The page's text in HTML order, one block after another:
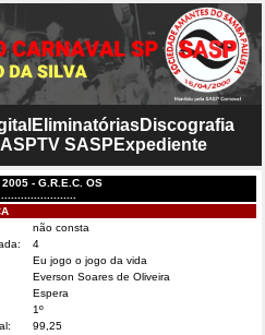
EliminatóriasDiscografia
TV SASP Expediente
2005 - G.R.E.C. OS
não consta
4
Eu jogo o jogo da vida
Everson Soares de Oliveira
Espera
1º
99,25